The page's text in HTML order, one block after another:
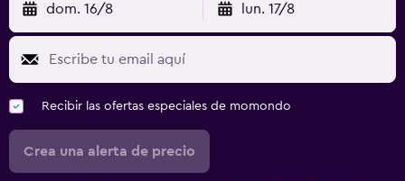
dom. 16/8 lun. 17/8
Recibir las ofertas especiales de momondo
Crea una alerta de precio